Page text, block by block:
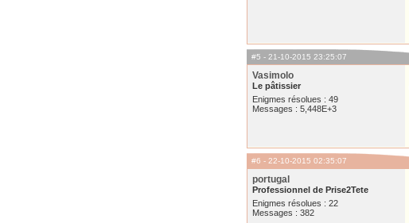
#5 - 21-10-2015 23:25:07
Vasimolo
Le pâtissier
Enigmes résolues : 49
Messages : 5,448E+3
#6 - 22-10-2015 02:35:07
portugal
Professionnel de Prise2Tete
Enigmes résolues : 22
Messages : 382